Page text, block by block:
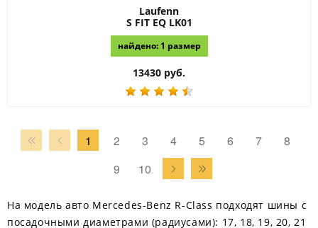
Laufenn
S FIT EQ LK01
найдено: 1 размер
13430 руб.
1 2 3 4 5 6 7
8
9
10
На модель авто Mercedes-Benz R-Class подходят шины с
посадочными диаметрами (радиусами): 17, 18, 19, 20, 21